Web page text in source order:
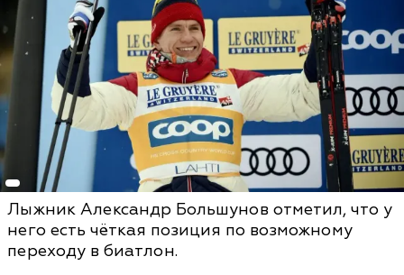
Лыжник Александр Большунов отметил, что у
него есть чёткая позиция по возможному
переходу в биатлон.